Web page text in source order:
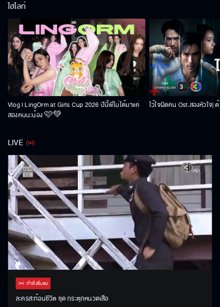
ไฮไลท์
Vlog l LingOrm at Girls Cup 2026 ปีนี้พี่ไม่ได้มาแค่
สองคนนะน้อง 🩷💚
ไว้ใจผิดคน Ost.สองหัวใจ|
LIVE
UnmuteStream Settings
กำลังรับชม
ละครสะท้อนชีวิต ชุด กระตุกหนวดเสือ